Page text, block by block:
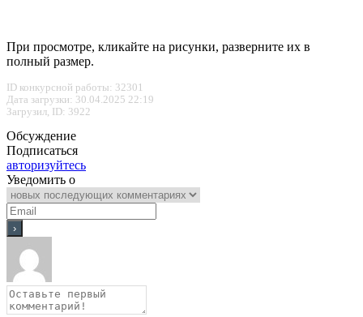
При просмотре, кликайте на рисунки, разверните их в
полный размер.
ID конкурсной работы: 32301
Дата загрузки: 30.04.2025 22:19
Загрузил, ID: 3922
Обсуждение
Подписаться
авторизуйтесь
Уведомить о